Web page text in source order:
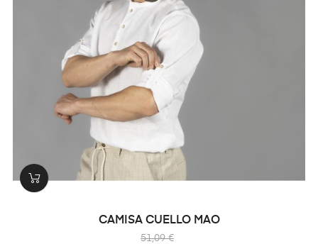
CAMISA CUELLO MAO
51,09 €